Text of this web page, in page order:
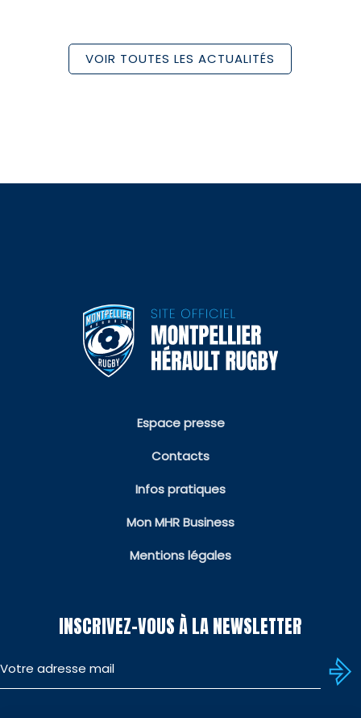
VOIR TOUTES LES ACTUALITÉS
Espace presse
Contacts
Infos pratiques
Mon MHR Business
Mentions légales
INSCRIVEZ-VOUS À LA NEWSLETTER